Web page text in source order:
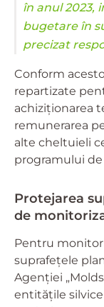
în anul 2023,
bugetare în
precizat
Conform
repartizate
achiziționarea
remunerarea
alte cheltuieli
programului
Protejarea
de
Pentru
suprafețele
Agenției
entitățile